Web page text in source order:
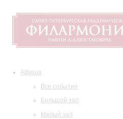
Афиша
Все события
Большой зал
Малый зал